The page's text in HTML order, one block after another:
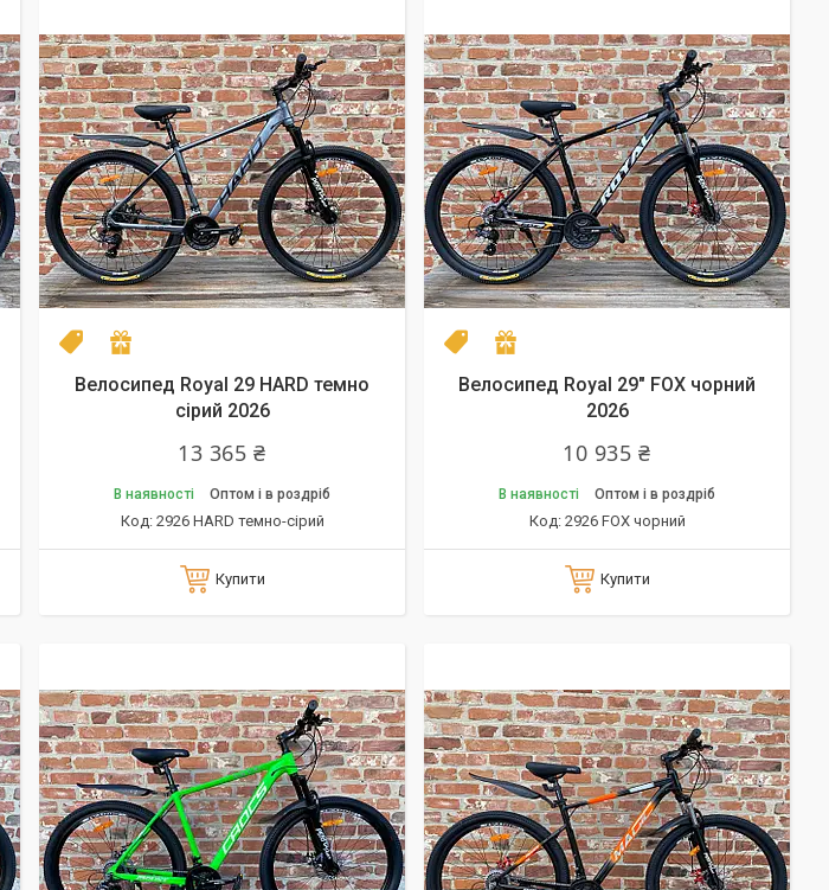
NEW model 2026
Велосипед Royal 29 HARD темно
сірий 2026
13 365 ₴
В наявності Оптом і в роздріб
2926 HARD темно-сірий
Купити
NEW model 2026
Велосипед Royal 29" FOX чорний
2026
10 935 ₴
В наявності Оптом і в роздріб
2926 FOX чорний
Купити